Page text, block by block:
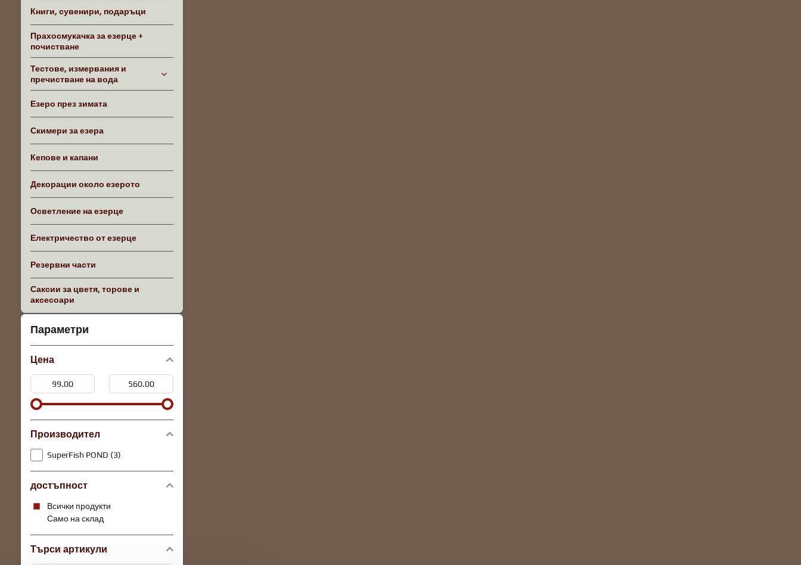
Параметри
Цена
От:
До:
Производител
SuperFish POND (3)
достъпност
Всички продукти
Само на склад
Търси артикули
Книги, сувенири, подаръци
Прахосмукачка за езерце +
почистване
Тестове, измервания и
пречистване на вода
Езеро през зимата
Скимери за езера
Кепове и капани
Декорации около езерото
Осветление на езерце
Електричество от езерце
Резервни части
Саксии за цветя, торове и
аксесоари